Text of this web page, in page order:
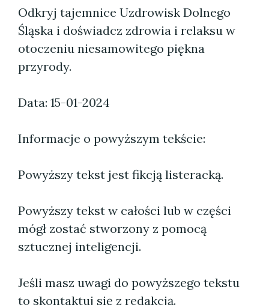
Odkryj tajemnice Uzdrowisk Dolnego
Śląska i doświadcz zdrowia i relaksu w
otoczeniu niesamowitego piękna
przyrody.
Data: 15-01-2024
Informacje o powyższym tekście:
Powyższy tekst jest fikcją listeracką.
Powyższy tekst w całości lub w części
mógł zostać stworzony z pomocą
sztucznej inteligencji.
Jeśli masz uwagi do powyższego tekstu
to skontaktuj się z redakcją.